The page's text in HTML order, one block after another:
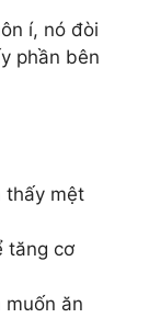
í, nó đòi
phần bên
thấy mệt
tăng cơ
muốn ăn